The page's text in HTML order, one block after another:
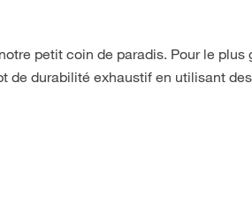
petit coin de paradis. Pour le plus
de durabilité exhaustif en utilisant